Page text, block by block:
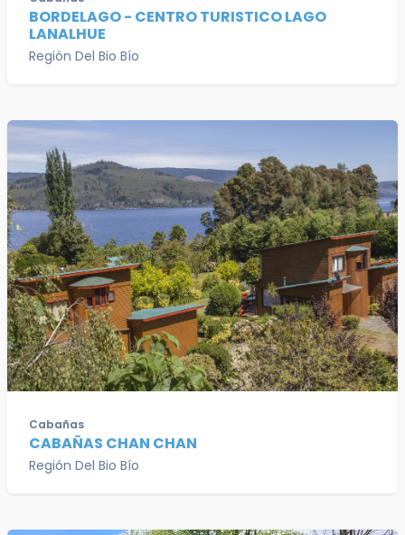
BORDELAGO - CENTRO TURISTICO LAGO
LANALHUE
Región Del Bio Bío
Cabañas
CABAÑAS CHAN CHAN
Región Del Bio Bío